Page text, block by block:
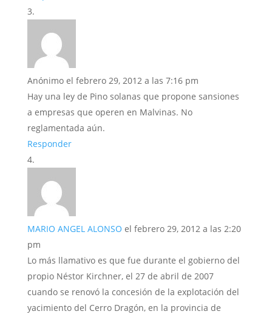
Anónimo el febrero 29, 2012 a las 7:16 pm
Hay una ley de Pino solanas que propone sansiones
a empresas que operen en Malvinas. No
reglamentada aún.
Responder
MARIO ANGEL ALONSO el febrero 29, 2012 a las 2:20
pm
Lo más llamativo es que fue durante el gobierno del
propio Néstor Kirchner, el 27 de abril de 2007
cuando se renovó la concesión de la explotación del
yacimiento del Cerro Dragón, en la provincia de